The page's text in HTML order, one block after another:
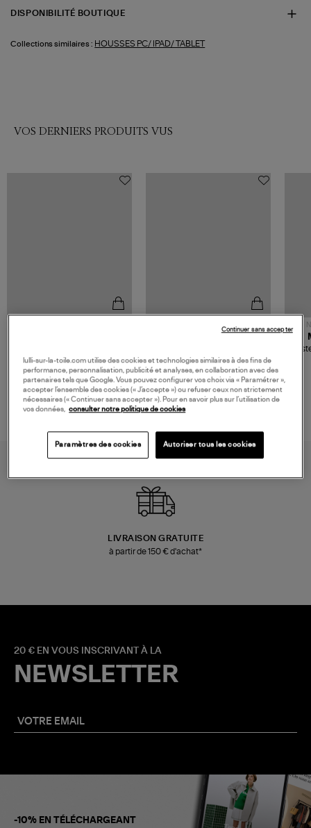
DISPONIBILITÉ BOUTIQUE
Collections similaires : HOUSSES PC/ IPAD/ TABLET
VOS DERNIERS PRODUITS VUS
480,00 €
Champagne
NOUVELLE COLLECTION
189,00 €
Mousse
LIVRAISON GRATUITE
à partir de 150 € d'achat*
20 € EN VOUS INSCRIVANT À LA
NEWSLETTER
-10% EN TÉLÉCHARGEANT
lulli-sur-la-toile.com utilise des cookies et technologies similaires à des fins de
performance, personnalisation, publicité et analyses, en collaboration avec des
partenaires tels que Google. Vous pouvez configurer vos choix via « Paramétrer »,
accepter l’ensemble des cookies (« J’accepte ») ou refuser ceux non strictement
nécessaires (« Continuer sans accepter »). Pour en savoir plus sur l’utilisation de
vos données, consulter notre politique de cookies
Paramètres des cookies Autoriser tous les cookies
Continuer sans accepter